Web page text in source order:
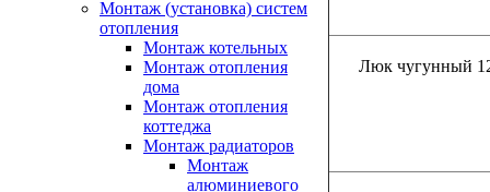
Монтаж (установка) систем
отопления
Монтаж котельных
Монтаж отопления
дома
Монтаж отопления
коттеджа
Монтаж радиаторов
Монтаж
алюминиевого
Люк чугунный